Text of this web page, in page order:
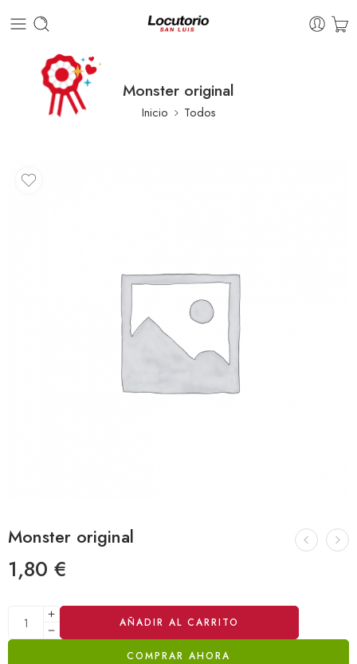
Monster original
Inicio Todos
Monster original
1,80 €
AÑADIR AL CARRITO
COMPRAR AHORA
Alternative: